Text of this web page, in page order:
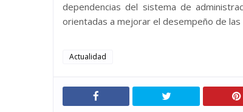
dependencias del sistema de
orientadas a mejorar el desempeño de
Actualidad